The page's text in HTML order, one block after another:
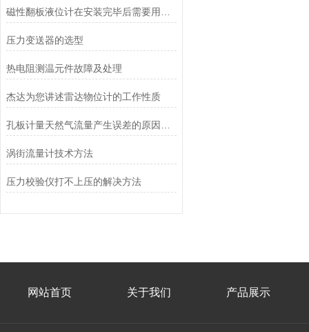
压力变送器的选型
热电阻测温元件故障及处理
杰达为您讲述雷达物位计的工作性质
涡街流量计技术方法
压力校验仪打不上压的解决方法
网站首页 关于我们 产品展示